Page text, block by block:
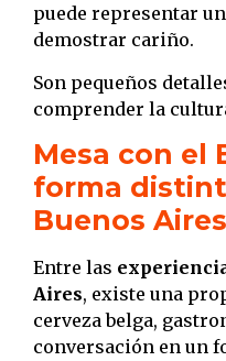
puede representar
demostrar cariño.
Son pequeños
comprender la
Mesa con el
forma
Buenos Aires
Entre las
Aires, existe una
cerveza belga,
conversación en un